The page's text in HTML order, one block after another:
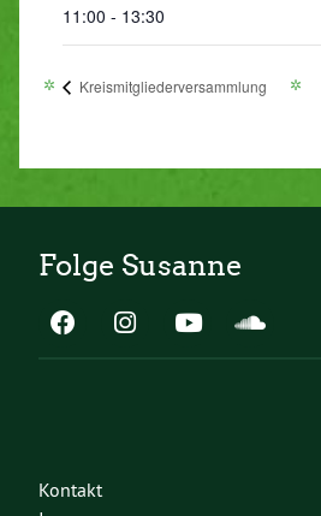
11:00 - 13:30
Kreismitgliederversammlung
Folge Susanne
Kontakt